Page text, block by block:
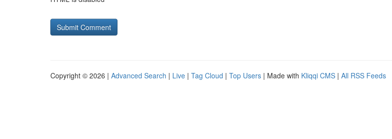
Copyright © 2026 | Advanced Search | Live | Tag Cloud | Top Users | Made with Kliqqi CMS | All RSS Feeds